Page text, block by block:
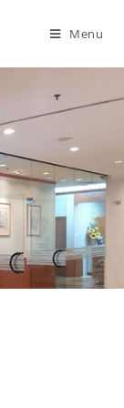
Menu